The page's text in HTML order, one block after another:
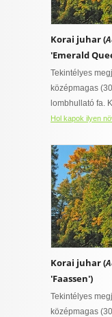
Korai juhar (
'Emerald
Tekintélyes
középmagas
lombhullató fa.
Hol kapok ilyen
Korai juhar (
'Faassen')
Tekintélyes
középmagas